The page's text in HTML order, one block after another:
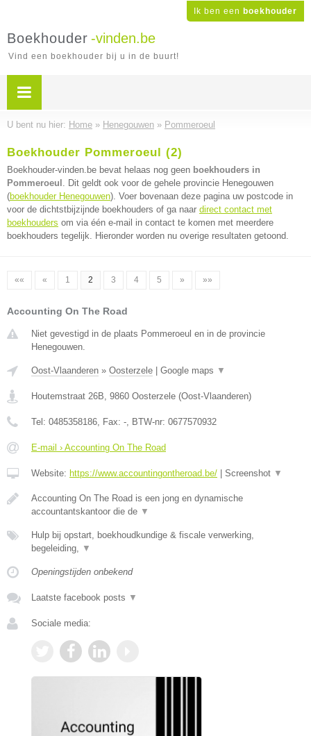
Ik ben een boekhouder
Boekhouder -vinden.be
Vind een boekhouder bij u in de buurt!
U bent nu hier: Home » Henegouwen » Pommeroeul
Boekhouder Pommeroeul (2)
Boekhouder-vinden.be bevat helaas nog geen boekhouders in
Pommeroeul . Dit geldt ook voor de gehele provincie Henegouwen
(boekhouder Henegouwen). Voer bovenaan deze pagina uw postcode in
voor de dichtstbijzijnde boekhouders of ga naar direct contact met
boekhouders om via één e-mail in contact te komen met meerdere
boekhouders tegelijk. Hieronder worden nu overige resultaten getoond.
«« « 1 2 3 4 5 » »»
Accounting On The Road
Niet gevestigd in de plaats Pommeroeul en in de provincie
Henegouwen.
Oost-Vlaanderen » Oosterzele Google maps ▼
Houtemstraat 26B, 9860 Oosterzele (Oost-Vlaanderen)
Tel: 0485358186, Fax: -, BTW-nr: 0677570932
E-mail › Accounting On The Road
Website: https://www.accountingontheroad.be/ Screenshot ▼
Accounting On The Road is een jong en dynamische
accountantskantoor die de ▼
Hulp bij opstart, boekhoudkundige & fiscale verwerking,
begeleiding, ▼
Openingstijden onbekend
Laatste facebook posts ▼
Sociale media: